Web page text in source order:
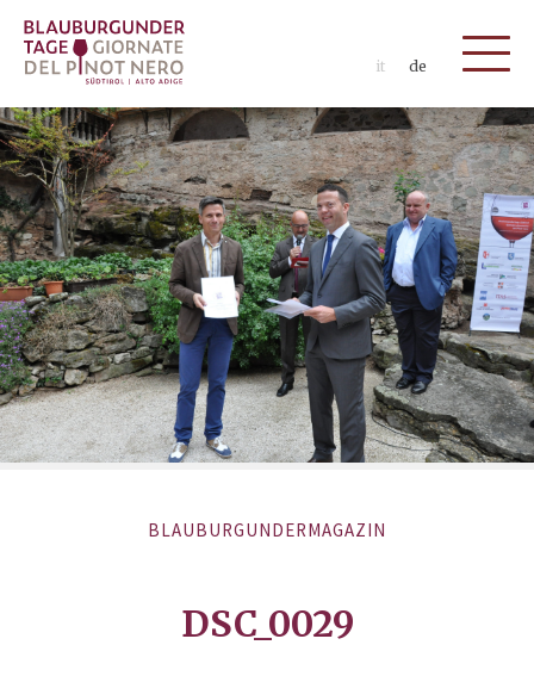
it de
BLAUBURGUNDERMAGAZIN
DSC_0029